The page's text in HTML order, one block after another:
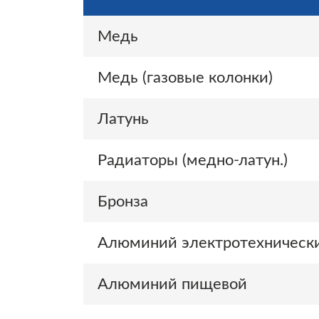
Медь
Медь (газовые колонки)
Латунь
Радиаторы (медно-латун.)
Бронза
Алюминий
Алюминий пищевой